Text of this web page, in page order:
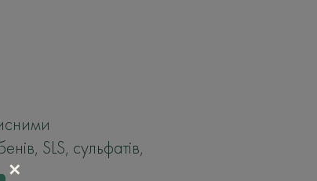
✕
SLS, сульфатів,